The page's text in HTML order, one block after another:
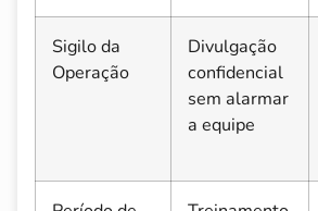
Sigilo da
Operação
Divulgação
confidencial
sem alarmar
a equipe